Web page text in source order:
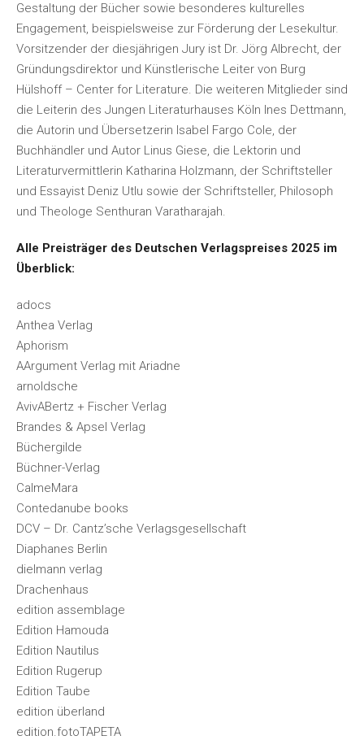
Gestaltung der Bücher sowie besonderes kulturelles
Engagement, beispielsweise zur Förderung der Lesekultur.
Vorsitzender der diesjährigen Jury ist Dr. Jörg Albrecht, der
Gründungsdirektor und Künstlerische Leiter von Burg
Hülshoff – Center for Literature. Die weiteren Mitglieder sind
die Leiterin des Jungen Literaturhauses Köln Ines Dettmann,
die Autorin und Übersetzerin Isabel Fargo Cole, der
Buchhändler und Autor Linus Giese, die Lektorin und
Literaturvermittlerin Katharina Holzmann, der Schriftsteller
und Essayist Deniz Utlu sowie der Schriftsteller, Philosoph
und Theologe Senthuran Varatharajah.
Alle Preisträger des Deutschen Verlagspreises 2025 im
Überblick:
adocs
Anthea Verlag
Aphorism
AArgument Verlag mit Ariadne
arnoldsche
AvivABertz + Fischer Verlag
Brandes & Apsel Verlag
Büchergilde
Büchner-Verlag
CalmeMara
Contedanube books
DCV – Dr. Cantz’sche Verlagsgesellschaft
Diaphanes Berlin
dielmann verlag
Drachenhaus
edition assemblage
Edition Hamouda
Edition Nautilus
Edition Rugerup
Edition Taube
edition überland
edition.fotoTAPETA